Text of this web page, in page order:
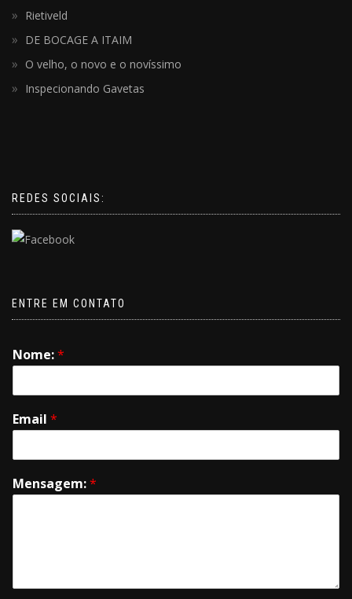
Rietiveld
DE BOCAGE A ITAIM
O velho, o novo e o novíssimo
Inspecionando Gavetas
REDES SOCIAIS:
ENTRE EM CONTATO
Nome:*
Email *
Mensagem:*